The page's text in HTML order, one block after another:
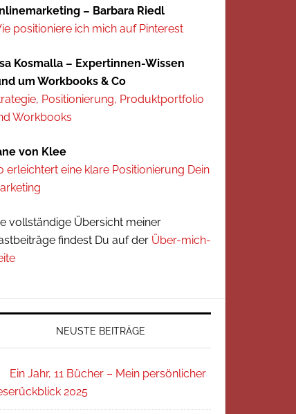
– Barbara Riedl
positioniere ich mich auf Pinterest
Kosmalla – Expertinnen-Wissen
um Workbooks & Co
Positionierung, Produktportfolio
Workbooks
von Klee
erleichtert eine klare Positionierung Dein
vollständige Übersicht meiner
findest Du auf der Über-mich-
NEUSTE BEITRÄGE
Ein Jahr, 11 Bücher – Mein persönlicher
2025